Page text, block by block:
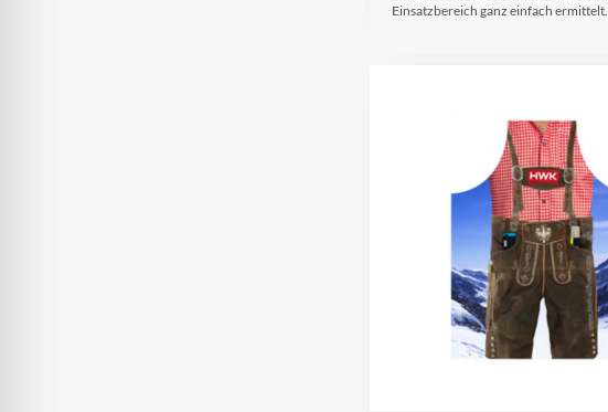
Einsatzbereich ganz einfach ermittelt…